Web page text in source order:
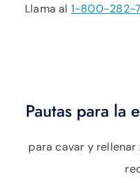
Llama al 1-800-282-
Pautas para la
para cavar y